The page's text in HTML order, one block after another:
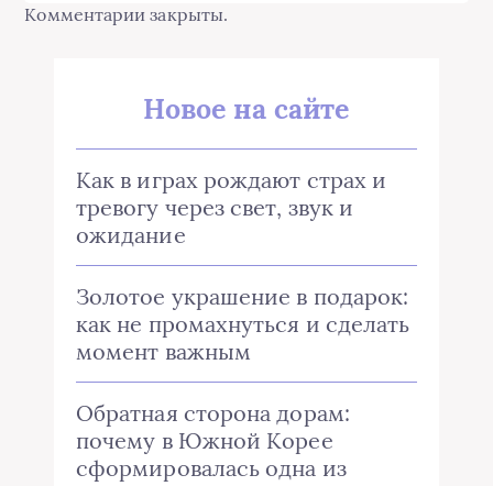
Комментарии закрыты.
Новое на сайте
Как в играх рождают страх и
тревогу через свет, звук и
ожидание
Золотое украшение в подарок:
как не промахнуться и сделать
момент важным
Обратная сторона дорам:
почему в Южной Корее
сформировалась одна из